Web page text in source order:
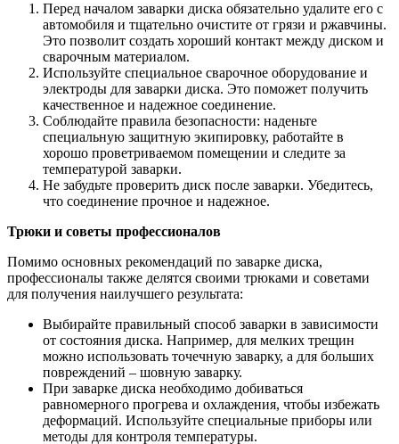
Перед началом заварки диска обязательно удалите его с
автомобиля и тщательно очистите от грязи и ржавчины.
Это позволит создать хороший контакт между диском и
сварочным материалом.
Используйте специальное сварочное оборудование и
электроды для заварки диска. Это поможет получить
качественное и надежное соединение.
Соблюдайте правила безопасности: наденьте
специальную защитную экипировку, работайте в
хорошо проветриваемом помещении и следите за
температурой заварки.
Не забудьте проверить диск после заварки. Убедитесь,
что соединение прочное и надежное.
Трюки и советы профессионалов
Помимо основных рекомендаций по заварке диска,
профессионалы также делятся своими трюками и советами
для получения наилучшего результата:
Выбирайте правильный способ заварки в зависимости
от состояния диска. Например, для мелких трещин
можно использовать точечную заварку, а для больших
повреждений – шовную заварку.
При заварке диска необходимо добиваться
равномерного прогрева и охлаждения, чтобы избежать
деформаций. Используйте специальные приборы или
методы для контроля температуры.